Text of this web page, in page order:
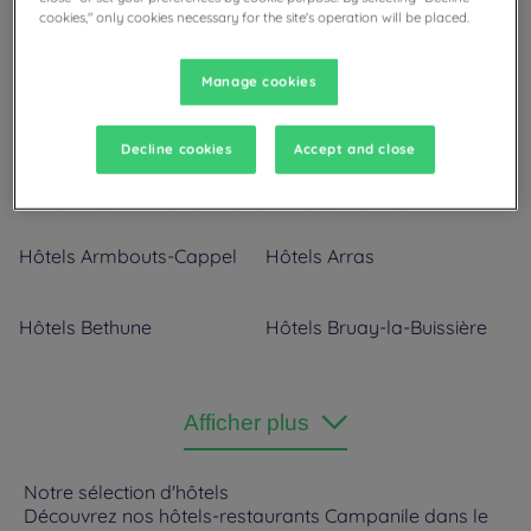
Nos villes dans la région
Nord-Pas-de-Calais
Hôtels Armbouts-Cappel Hôtels Arras
Hôtels Bethune Hôtels Bruay-la-Buissière
Afficher plus
Notre sélection d'hôtels
Découvrez nos hôtels-restaurants Campanile dans le
cookies," only cookies necessary for the site's operation will be placed.
Manage cookies
Decline cookies Accept and close